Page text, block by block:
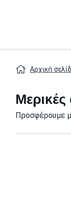
Αρχική
Μερικές
Προσφέρουμε